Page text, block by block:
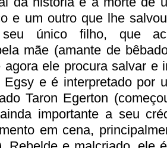
e um outro que lhe
único filho, que
mãe (amante de
agora ele procura salvar e
e é interpretado por
Taron Egerton
importante a seu
em cena,